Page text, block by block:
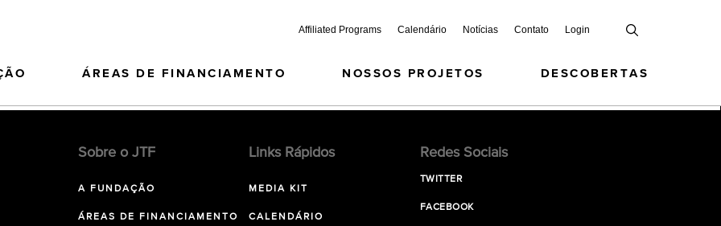
Affiliated Programs Calendário Notícias Contato Login
ÁREAS DE FINANCIAMENTO NOSSOS PROJETOS DESCOBERTAS
Sobre o JTF
A FUNDAÇÃO
ÁREAS DE FINANCIAMENTO
Links Rápidos
MEDIA KIT
CALENDÁRIO
Redes Sociais
TWITTER
FACEBOOK